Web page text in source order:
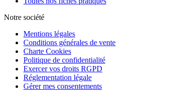
Notre société
Mentions légales
Conditions générales de vente
Charte Cookies
Politique de confidentialité
Exercer vos droits RGPD
Réglementation légale
Gérer mes consentements